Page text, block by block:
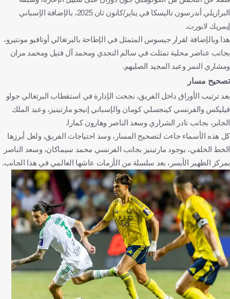
البرازيلي أندرسون تاليسكا في يناير/كانون ثان 2025، بالإضافة الإسباني
إيمريك لابورت.
هذا وبالإضافة لقرار جيسوس المتمثل في الإطاحة بالبرتغالي أوتافيو مونتيرو،
بجانب عناصر محلية تمثلت في سالم النجدي ومحمد آل فتيل ومحمد مران
ومشاري النمر وعبد المجيد الصليهم.
تصحيح مسار
بعد ترتيب الأوراق داخل الفريق، نجحت الإدارة في استقطاب البرتغالي جواو
فيليكس والفرنسي كينجسلي كومان والإسباني إنيجو مارتينيز، وعبد الملك
الجابر، بجانب نادر الشراري وسعد الناصر وهارون كمارا.
كل هذه الأسماء جاءت لتصحيح المسار، وسد احتياجات الفريق، ولعل أبرزها
الخط الخلفي، بوجود مارتينيز بجانب الفرنسي محمد سيماكان، وسعد الناصر
بمركز الظهير الأيسر، بعد سلسلة من الأزمات عاشها العالمي في هذا الجانب.